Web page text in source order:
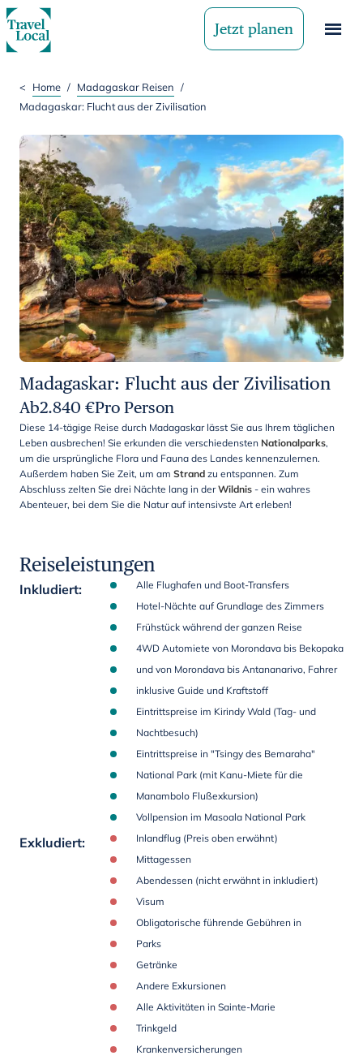
Jetzt planen
< Home / Madagaskar Reisen /
Madagaskar: Flucht aus der Zivilisation
Madagaskar: Flucht aus der Zivilisation
Ab2.840 €Pro Person
Diese 14-tägige Reise durch Madagaskar lässt Sie aus Ihrem täglichen
Leben ausbrechen! Sie erkunden die verschiedensten Nationalparks,
um die ursprüngliche Flora und Fauna des Landes kennenzulernen.
Außerdem haben Sie Zeit, um am Strand zu entspannen. Zum
Abschluss zelten Sie drei Nächte lang in derWildnis - ein wahres
Abenteuer, bei dem Sie die Natur auf intensivste Art erleben!
Reiseleistungen
Inkludiert:
Alle Flughafen und Boot-Transfers
Hotel-Nächte auf Grundlage des Zimmers
Frühstück während der ganzen Reise
4WD Automiete von Morondava bis Bekopaka
und von Morondava bis Antananarivo, Fahrer
inklusive Guide und Kraftstoff
Eintrittspreise im Kirindy Wald (Tag- und
Nachtbesuch)
Eintrittspreise in "Tsingy des Bemaraha"
National Park (mit Kanu-Miete für die
Manambolo Flußexkursion)
Vollpension im Masoala National Park
Exkludiert:
Inlandflug (Preis oben erwähnt)
Mittagessen
Abendessen (nicht erwähnt in inkludiert)
Visum
Obligatorische führende Gebühren in
Parks
Getränke
Andere Exkursionen
Alle Aktivitäten in Sainte-Marie
Trinkgeld
Krankenversicherungen